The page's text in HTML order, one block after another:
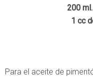
200
1 cc
Para el aceite de